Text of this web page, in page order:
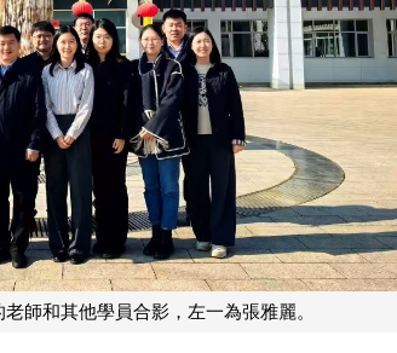
師和其他學員合影，左一為張雅麗。